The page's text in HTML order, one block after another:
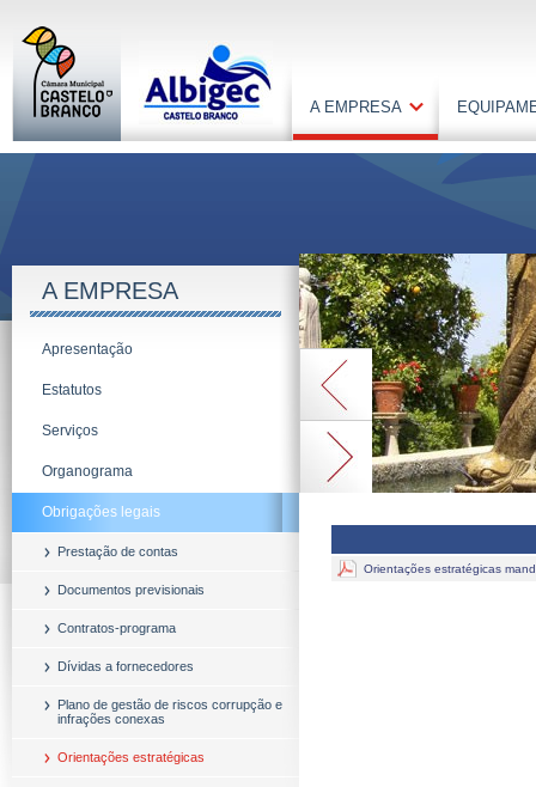
A EMPRESA
A EMPRESA
Apresentação
Estatutos
Serviços
Organograma
Obrigações legais
Prestação de contas
Documentos previsionais
Contratos-programa
Dívidas a fornecedores
Plano de gestão de riscos corrupção e
infrações conexas
Orientações estratégicas
Orientações estratégicas